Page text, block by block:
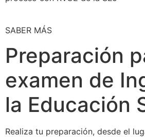
SABER MÁS
Preparación
examen de
la Educación
Realiza tu preparación, desde el